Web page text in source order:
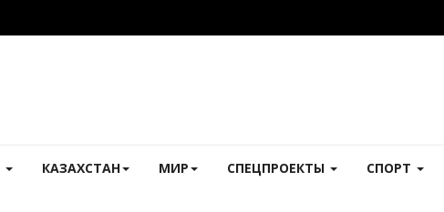
КАЗАХСТАН МИР СПЕЦПРОЕКТЫ СПОРТ